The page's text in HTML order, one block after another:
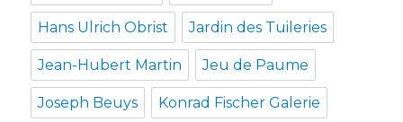
Hans Ulrich Obrist Jardin des Tuileries
Jean-Hubert Martin Jeu de Paume
Joseph Beuys Konrad Fischer Galerie